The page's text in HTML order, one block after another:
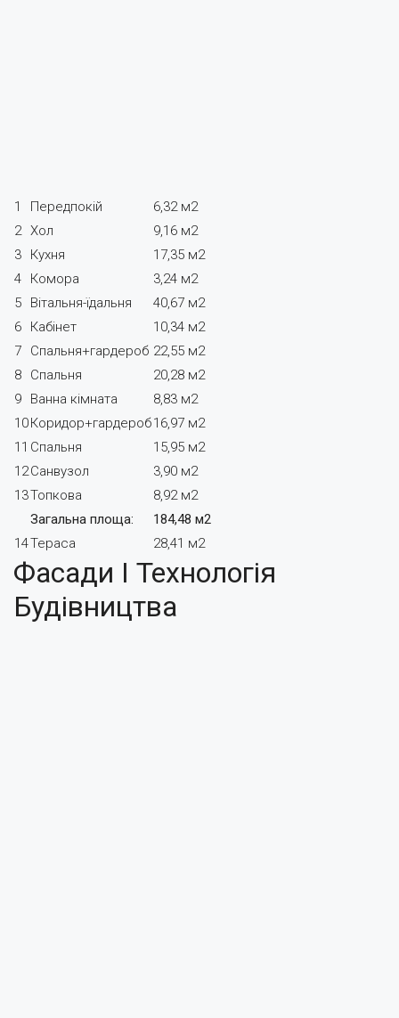
1 Передпокій
6,32 м2
2 Хол
9,16 м2
3
Кухня
17,35 м2
4
Комора
3,24 м2
5
Вітальня-їдальня
40,67 м2
6
Кабінет
10,34 м2
7
Спальня+гардероб 22,55 м2
8
Спальня
20,28 м2
9
Ванна кімната
8,83 м2
10Коридор+гардероб16,97 м2
11 Спальня
15,95 м2
12Санвузол
3,90 м2
13Топкова
8,92 м2
Загальна площа:
184,48 м2
14Тераса 28,41 м2
Фасади І Технологія
Будівництва